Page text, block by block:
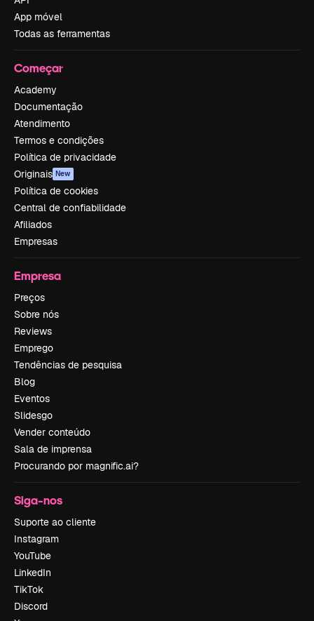
App móvel
Todas as ferramentas
Começar
Academy
Documentação
Atendimento
Termos e condições
Política de privacidade
Originais New
Política de cookies
Central de confiabilidade
Afiliados
Empresas
Empresa
Preços
Sobre nós
Reviews
Emprego
Tendências de pesquisa
Blog
Eventos
Slidesgo
Vender conteúdo
Sala de imprensa
Procurando por magnific.ai?
Siga-nos
Suporte ao cliente
Instagram
YouTube
LinkedIn
TikTok
Discord